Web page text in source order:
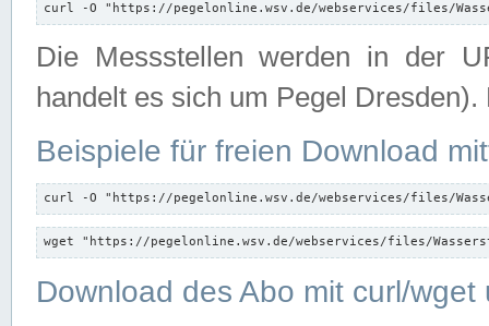
curl -O "https://pegelonline.wsv.de/webservices/files/
Die Messstellen werden in der
handelt es sich um Pegel
Beispiele für freien Download
curl -O "https://pegelonline.wsv.de/webservices/files/
wget "https://pegelonline.wsv.de/webservices/files/
Download des Abo mit curl/